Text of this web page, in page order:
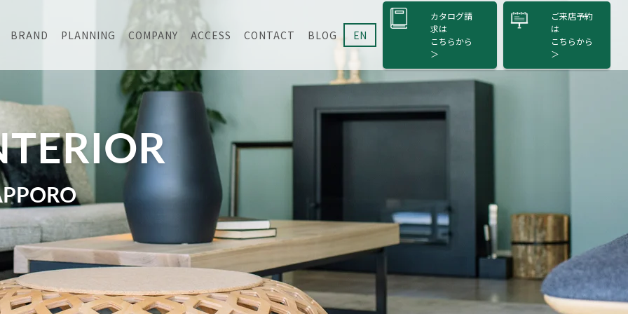
BRAND PLANNING COMPANY ACCESS CONTACT BLOG EN
カタログ請
求は
こちらから
＞
ご来店予約
は
こちらから
＞